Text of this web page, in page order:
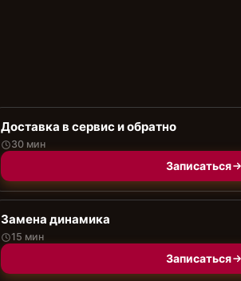
Доставка в сервис и обратно
30 мин
Записаться
Замена динамика
15 мин
Записаться